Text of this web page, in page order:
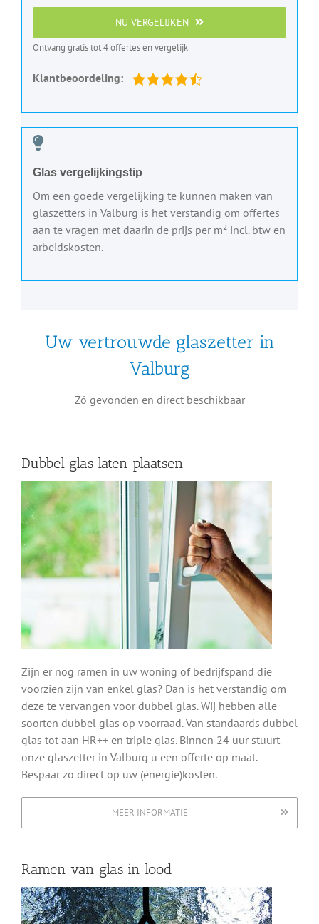
NU VERGELIJKEN
Ontvang gratis tot 4 offertes en vergelijk
Klantbeoordeling:
Glas vergelijkingstip
Om een goede vergelijking te kunnen maken van
glaszetters in Valburg is het verstandig om offertes
aan te vragen met daarin de prijs per m² incl. btw en
arbeidskosten.
Uw vertrouwde glaszetter in
Valburg
Zó gevonden en direct beschikbaar
Dubbel glas laten plaatsen
Zijn er nog ramen in uw woning of bedrijfspand die
voorzien zijn van enkel glas? Dan is het verstandig om
deze te vervangen voor dubbel glas. Wij hebben alle
soorten dubbel glas op voorraad. Van standaards dubbel
glas tot aan HR++ en triple glas. Binnen 24 uur stuurt
onze glaszetter in Valburg u een offerte op maat.
Bespaar zo direct op uw (energie)kosten.
MEER INFORMATIE
Ramen van glas in lood